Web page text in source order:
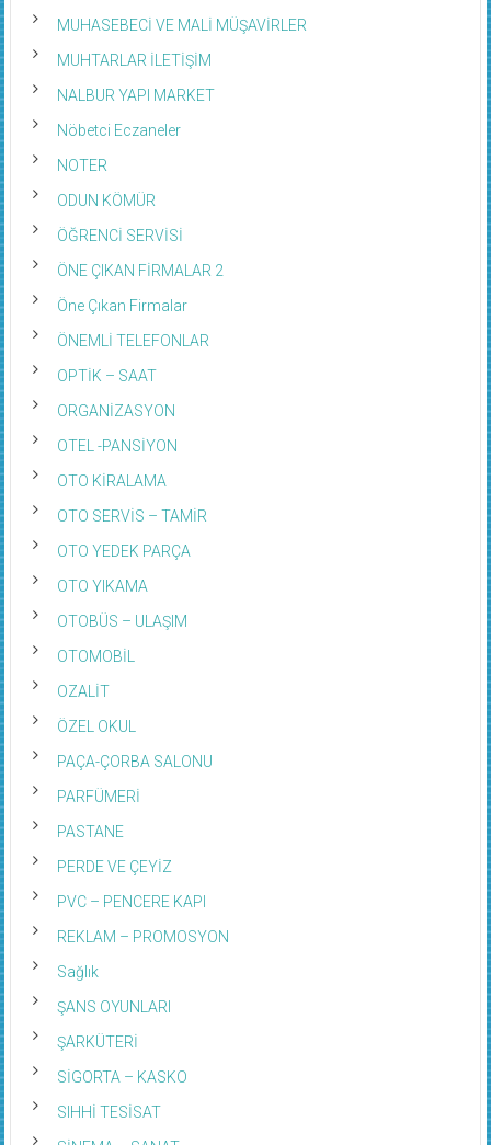
MUHASEBECİ VE MALİ MÜŞAVİRLER
MUHTARLAR İLETİŞİM
NALBUR YAPI MARKET
Nöbetci Eczaneler
NOTER
ODUN KÖMÜR
ÖĞRENCİ SERVİSİ
ÖNE ÇIKAN FİRMALAR 2
Öne Çıkan Firmalar
ÖNEMLİ TELEFONLAR
OPTİK – SAAT
ORGANİZASYON
OTEL -PANSİYON
OTO KİRALAMA
OTO SERVİS – TAMİR
OTO YEDEK PARÇA
OTO YIKAMA
OTOBÜS – ULAŞIM
OTOMOBİL
OZALİT
ÖZEL OKUL
PAÇA-ÇORBA SALONU
PARFÜMERİ
PASTANE
PERDE VE ÇEYİZ
PVC – PENCERE KAPI
REKLAM – PROMOSYON
Sağlık
ŞANS OYUNLARI
ŞARKÜTERİ
SİGORTA – KASKO
SIHHİ TESİSAT